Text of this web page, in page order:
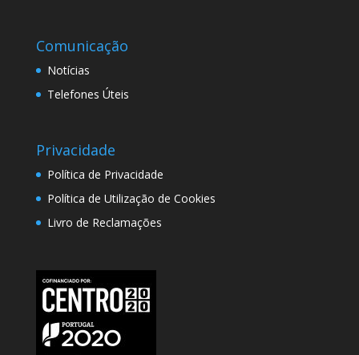
Comunicação
Notícias
Telefones Úteis
Privacidade
Política de Privacidade
Política de Utilização de Cookies
Livro de Reclamações